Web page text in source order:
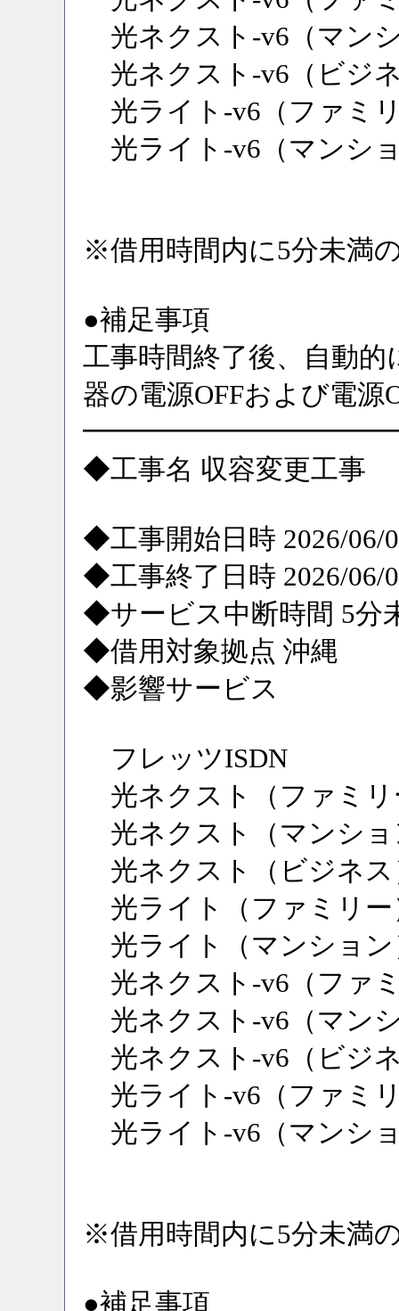
光ネクスト-v6（マン
光ネクスト-v6（ビジ
光ライト-v6（ファミ
光ライト-v6（マンシ
※借用時間内に5分未満
●補足事項
工事時間終了後、自動
器の電源OFFおよび電
◆工事名 収容変更工事
◆工事開始日時 2026/06/
◆工事終了日時 2026/06/
◆サービス中断時間 5分
◆借用対象拠点 沖縄
◆影響サービス
フレッツISDN
光ネクスト（ファミリ
光ネクスト（マンショ
光ネクスト（ビジネス
光ライト（ファミリー
光ライト（マンション
光ネクスト-v6（ファ
光ネクスト-v6（マン
光ネクスト-v6（ビジ
光ライト-v6（ファミ
光ライト-v6（マンシ
※借用時間内に5分未満
●補足事項